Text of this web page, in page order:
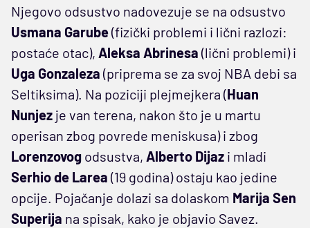
Njegovo odsustvo nadovezuje se na odsustvo
Usmana Garube(fizički problemi i lični razlozi:
postaće otac), Aleksa Abrinesa (lični problemi) i
Uga Gonzaleza (priprema se za svoj NBA debi sa
Seltiksima). Na poziciji plejmejkera (Huan
Nunjez je van terena, nakon što je u martu
operisan zbog povrede meniskusa) i zbog
Lorenzovog odsustva, Alberto Dijaz i mladi
Serhio de Larea (19 godina) ostaju kao jedine
opcije. Pojačanje dolazi sa dolaskom Marija Sen
Superija na spisak, kako je objavio Savez.